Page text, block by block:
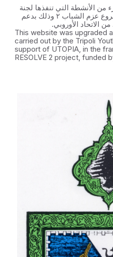
من الأنشطة التي تنفذها لجنة
شباب طرابلس ضمن مشروع عزم الشباب ٢ وذلك بدعم
الاتحاد الأوروبي.
This website was upgraded
carried out by the Tripoli
support of UTOPIA, in the
RESOLVE 2 project, funded